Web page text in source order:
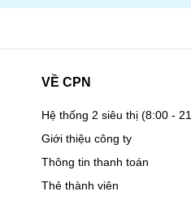
VỀ CPN
Hệ thống 2 siêu thị(8:00 -
Giới thiệu công ty
Thông tin thanh toán
Thẻ thành viên